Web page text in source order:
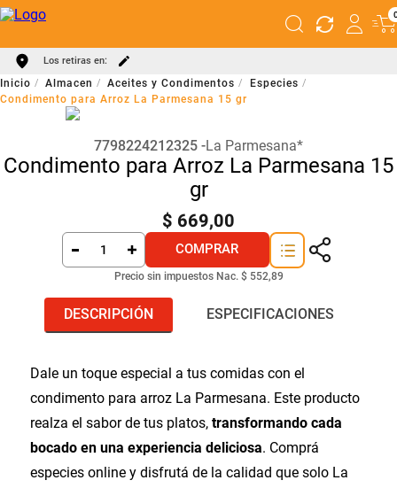
Los retiras en:
Almacen Aceites y Condimentos
Especies
Condimento para Arroz La Parmesana 15 gr
7798224212325 La Parmesana*
Condimento para Arroz La Parmesana 15
gr
$ 669,00
COMPRAR
Precio sin impuestos Nac. $ 552,89
DESCRIPCIÓN ESPECIFICACIONES
Dale un toque especial a tus comidas con el
condimento para arroz La Parmesana. Este producto
realza el sabor de tus platos, transformando cada
bocado en una experiencia deliciosa. Comprá
especies online y disfrutá de la calidad que solo La